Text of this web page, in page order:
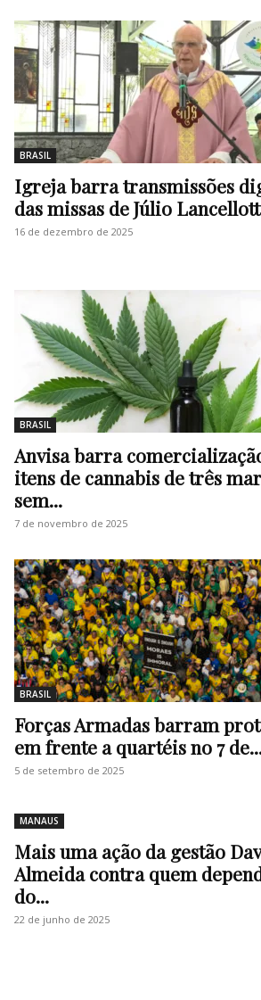
BRASIL
Igreja barra transmissões
das missas de Júlio
16 de dezembro de 2025
BRASIL
Anvisa barra
itens de cannabis de três
sem...
7 de novembro de 2025
BRASIL
Forças Armadas barram
em frente a quartéis no 7
5 de setembro de 2025
MANAUS
Mais uma ação da gestão
Almeida contra quem
do...
22 de junho de 2025